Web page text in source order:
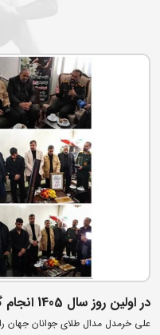
در اولین روز سال 1405 انجام گرفت،
علی خرمدل مدال طلای جوانان جهان